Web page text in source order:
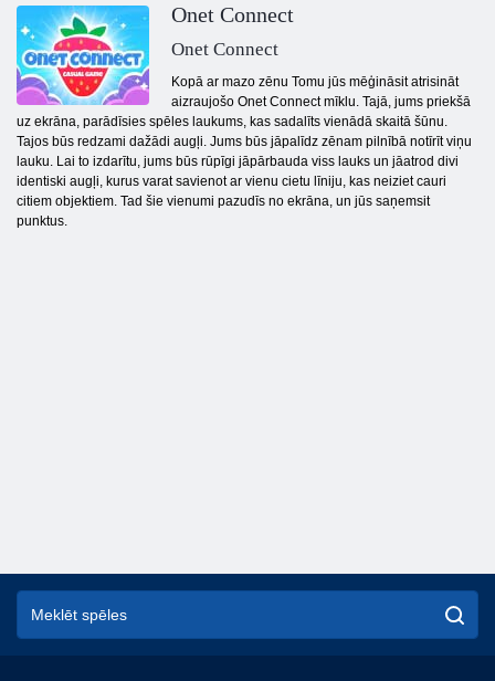
Onet Connect
Onet Connect
Kopā ar mazo zēnu Tomu jūs mēģināsit atrisināt
aizraujošo Onet Connect mīklu. Tajā, jums priekšā
uz ekrāna, parādīsies spēles laukums, kas sadalīts vienādā skaitā šūnu.
Tajos būs redzami dažādi augļi. Jums būs jāpalīdz zēnam pilnībā notīrīt viņu
lauku. Lai to izdarītu, jums būs rūpīgi jāpārbauda viss lauks un jāatrod divi
identiski augļi, kurus varat savienot ar vienu cietu līniju, kas neiziet cauri
citiem objektiem. Tad šie vienumi pazudīs no ekrāna, un jūs saņemsit
punktus.